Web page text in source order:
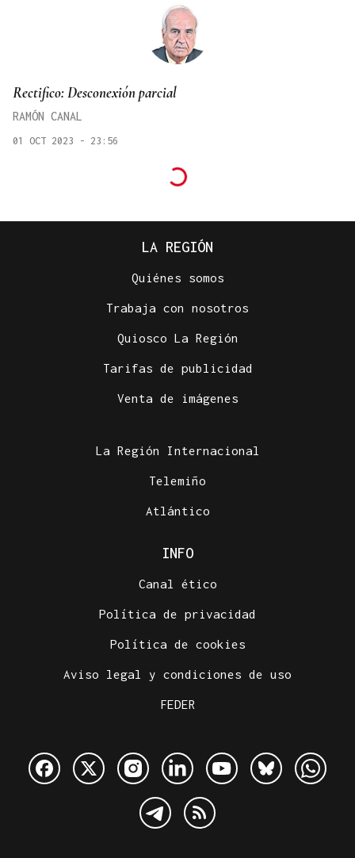
Rectifico: Desconexión parcial
RAMÓN CANAL
01 OCT 2023 - 23:56
LA REGIÓN
Quiénes somos
Trabaja con nosotros
Quiosco La Región
Tarifas de publicidad
Venta de imágenes
La Región Internacional
Telemiño
Atlántico
INFO
Canal ético
Política de privacidad
Política de cookies
Aviso legal y condiciones de uso
FEDER